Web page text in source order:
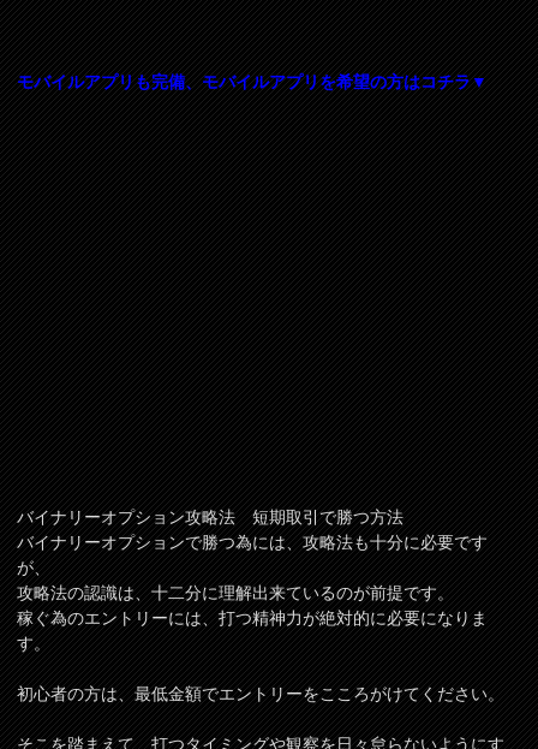
モバイルアプリも完備、モバイルアプリを希望の方はコチラ▼
バイナリーオプション攻略法 短期取引で勝つ方法
バイナリーオプションで勝つ為には、攻略法も十分に必要です
が、
攻略法の認識は、十二分に理解出来ているのが前提です。
稼ぐ為のエントリーには、打つ精神力が絶対的に必要になりま
す。
初心者の方は、最低金額でエントリーをこころがけてください。
そこを踏まえて、打つタイミングや観察を日々怠らないようにす